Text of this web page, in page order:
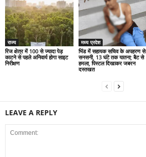
राज्य
रिज क्षेत्र में 100 से ज्यादा पेड़
काटने से पहले अनिवार्य होगा साइट
निरीक्षण
मध्य प्रदेश
भिंड में सहायक सचिव के अपहरण से
सनसनी, 13 घंटे तक यातना; बैट से
हमला, पिस्टल दिखाकर जबरन
दस्तखत
LEAVE A REPLY